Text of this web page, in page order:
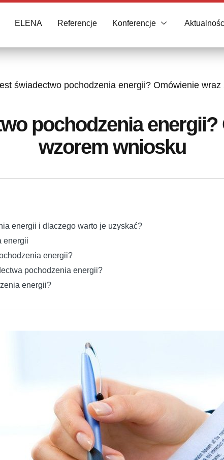
ELENA Referencje Konferencje
świadectwo pochodzenia energii? Omówienie
pochodzenia energii?
wzorem wniosku
energii i dlaczego warto je uzyskać?
energii
energii?
pochodzenia energii?
energii?